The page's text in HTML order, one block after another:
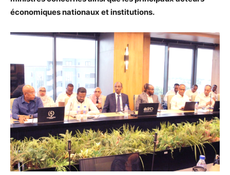
économiques nationaux et institutions.